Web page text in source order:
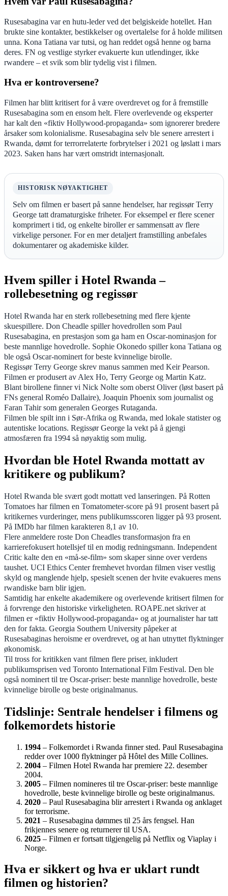
Rusesabagina var en hutu-leder ved det belgiskeide hotellet. Han
brukte sine kontakter, bestikkelser og overtalelse for å holde militsen
unna. Kona Tatiana var tutsi, og han reddet også henne og barna
deres. FN og vestlige styrker evakuerte kun utlendinger, ikke
rwandere – et svik som blir tydelig vist i filmen.
Hva er kontroversene?
Filmen har blitt kritisert for å være overdrevet og for å fremstille
Rusesabagina som en ensom helt. Flere overlevende og eksperter
har kalt den «fiktiv Hollywood-propaganda» som ignorerer bredere
årsaker som kolonialisme. Rusesabagina selv ble senere arrestert i
Rwanda, dømt for terrorrelaterte forbrytelser i 2021 og løslatt i mars
2023. Saken hans har vært omstridt internasjonalt.
HISTORISK NØYAKTIGHET
Selv om filmen er basert på sanne hendelser, har regissør Terry
George tatt dramaturgiske friheter. For eksempel er flere scener
komprimert i tid, og enkelte biroller er sammensatt av flere
virkelige personer. For en mer detaljert framstilling anbefales
dokumentarer og akademiske kilder.
Hvem spiller i Hotel Rwanda –
rollebesetning og regissør
Hotel Rwanda har en sterk rollebesetning med flere kjente
skuespillere. Don Cheadle spiller hovedrollen som Paul
Rusesabagina, en prestasjon som ga ham en Oscar-nominasjon for
beste mannlige hovedrolle. Sophie Okonedo spiller kona Tatiana og
ble også Oscar-nominert for beste kvinnelige birolle.
Regissør Terry George skrev manus sammen med Keir Pearson.
Filmen er produsert av Alex Ho, Terry George og Martin Katz.
Blant birollene finner vi Nick Nolte som oberst Oliver (løst basert på
FNs general Roméo Dallaire), Joaquin Phoenix som journalist og
Faran Tahir som generalen Georges Rutaganda.
Filmen ble spilt inn i Sør-Afrika og Rwanda, med lokale statister og
autentiske locations. Regissør George la vekt på å gjengi
atmosfæren fra 1994 så nøyaktig som mulig.
Hvordan ble Hotel Rwanda mottatt av
kritikere og publikum?
Hotel Rwanda ble svært godt mottatt ved lanseringen. På Rotten
Tomatoes har filmen en Tomatometer-score på 91 prosent basert på
kritikernes vurderinger, mens publikumsscoren ligger på 93 prosent.
På IMDb har filmen karakteren 8,1 av 10.
Flere anmeldere roste Don Cheadles transformasjon fra en
karrierefokusert hotellsjef til en modig redningsmann. Independent
Critic kalte den en «må-se-film» som skaper sinne over verdens
taushet. UCI Ethics Center fremhevet hvordan filmen viser vestlig
skyld og manglende hjelp, spesielt scenen der hvite evakueres mens
rwandiske barn blir igjen.
Samtidig har enkelte akademikere og overlevende kritisert filmen for
å forvrenge den historiske virkeligheten. ROAPE.net skriver at
filmen er «fiktiv Hollywood-propaganda» og at journalister har tatt
den for fakta. Georgia Southern University påpeker at
Rusesabaginas heroisme er overdrevet, og at han utnyttet flyktninger
økonomisk.
Til tross for kritikken vant filmen flere priser, inkludert
publikumsprisen ved Toronto International Film Festival. Den ble
også nominert til tre Oscar-priser: beste mannlige hovedrolle, beste
kvinnelige birolle og beste originalmanus.
Tidslinje: Sentrale hendelser i filmens og
folkemordets historie
1994 – Folkemordet i Rwanda finner sted. Paul Rusesabagina
redder over 1000 flyktninger på Hôtel des Mille Collines.
2004 – Filmen Hotel Rwanda har premiere 22. desember
2004.
2005 – Filmen nomineres til tre Oscar-priser: beste mannlige
hovedrolle, beste kvinnelige birolle og beste originalmanus.
2020 – Paul Rusesabagina blir arrestert i Rwanda og anklaget
for terrorisme.
2021 – Rusesabagina dømmes til 25 års fengsel. Han
frikjennes senere og returnerer til USA.
2025 – Filmen er fortsatt tilgjengelig på Netflix og Viaplay i
Norge.
Hva er sikkert og hva er uklart rundt
filmen og historien?